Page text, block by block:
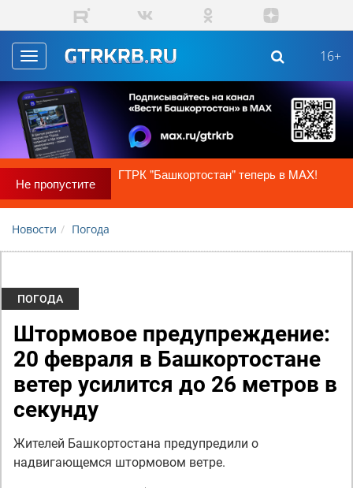
Skip to main content
Toggle
navigation
16+
Не пропустите
ГТРК "Башкортостан" теперь в MAX!
Новости Погода
ПОГОДА
Штормовое предупреждение:
20 февраля в Башкортостане
ветер усилится до 26 метров в
секунду
Жителей Башкортостана предупредили о
надвигающемся штормовом ветре.